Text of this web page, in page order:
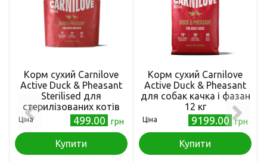
Корм сухий Carnilove
Active Duck & Pheasant
Sterilised для
стерилізованих котів
качка і фазан 400 г
Ціна 499.00 грн
Купити
Корм сухий Carnilove
Active Duck & Pheasant
для cобак качка і фазан
12 кг
Ціна 9199.00 грн
Купити